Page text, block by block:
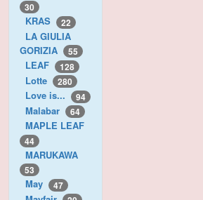
30
KRAS 22
LA GIULIA
GORIZIA
55
LEAF 128
Lotte 280
Love is... 94
Malabar 64
MAPLE LEAF
44
MARUKAWA
53
May 47